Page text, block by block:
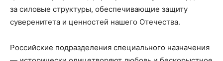
за силовые структуры, обеспечивающие защиту
суверенитета и ценностей нашего Отечества.
Российские подразделения специального назначения